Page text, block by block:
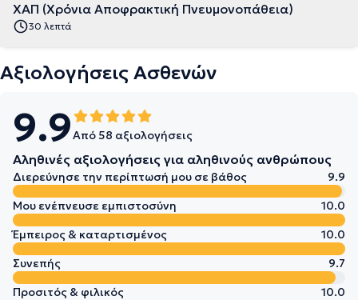
ΧΑΠ (Χρόνια Αποφρακτική Πνευμονοπάθεια)
30 λεπτά
Αξιολογήσεις Ασθενών
9.9Από 58 αξιολογήσεις
Αληθινές αξιολογήσεις για αληθινούς ανθρώπους
Διερεύνησε την περίπτωσή μου σε βάθος
9.9
Μου ενέπνευσε εμπιστοσύνη
10.0
Έμπειρος & καταρτισμένος
10.0
Συνεπής
9.7
Προσιτός & φιλικός
10.0